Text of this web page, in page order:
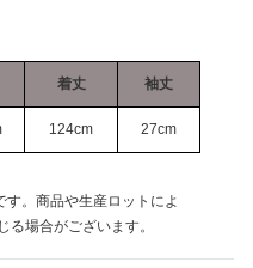
着丈 袖丈
124cm 27cm
。商品や生産ロットによ
る場合がございます。